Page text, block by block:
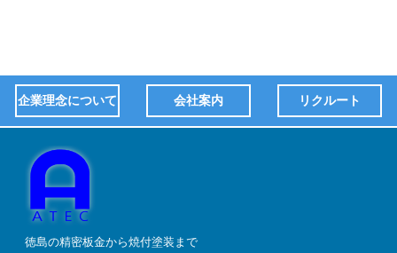
企業理念について 会社案内 リクルート
徳島の精密板金から焼付塗装まで